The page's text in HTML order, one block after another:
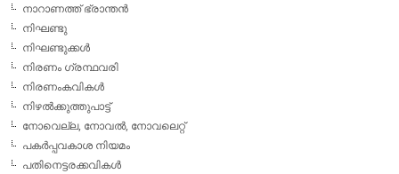
നാറാണത്ത് ഭ്രാന്തന്‍
നിഘണ്ടു
നിഘണ്ടുക്കള്‍
നിരണം ഗ്രന്ഥവരി
നിരണംകവികള്‍
നിഴല്‍ക്കുത്തുപാട്ട്
നോവെല്ല, നോവല്‍, നോവലെറ്റ്
പകര്‍പ്പവകാശ നിയമം
പതിനെട്ടരക്കവികള്‍